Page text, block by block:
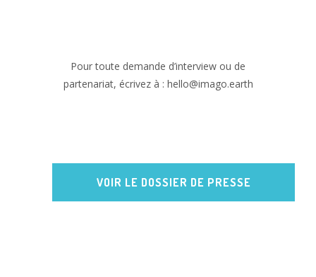
Pour toute demande d’interview ou de
partenariat, écrivez à : hello@imago.earth
VOIR LE DOSSIER DE PRESSE